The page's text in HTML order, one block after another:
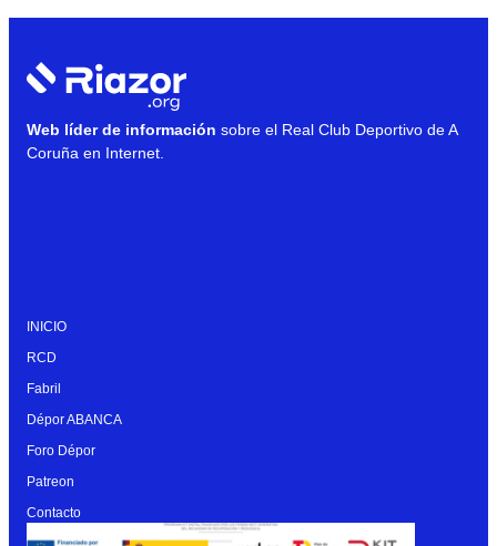
Web líder de información sobre el Real Club Deportivo de A
Coruña en Internet.
INICIO
RCD
Fabril
Dépor ABANCA
Foro Dépor
Patreon
Contacto